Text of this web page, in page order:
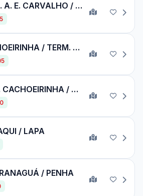
TERM. A. E. CARVALHO / TERM. PQ. D. PEDRO II
CACHOEIRINHA / TERM. PINHEIROS
TERM. CACHOEIRINHA / METRÔ SANTANA
/ LAPA
/ PENHA